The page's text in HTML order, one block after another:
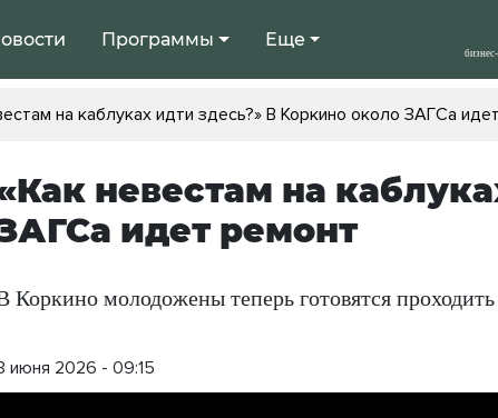
Программы Еще
на каблуках идти здесь?» В Коркино около ЗАГСа
невестам на
идет ремонт
Коркино молодожены теперь готовятся
июня 2026 - 09:15